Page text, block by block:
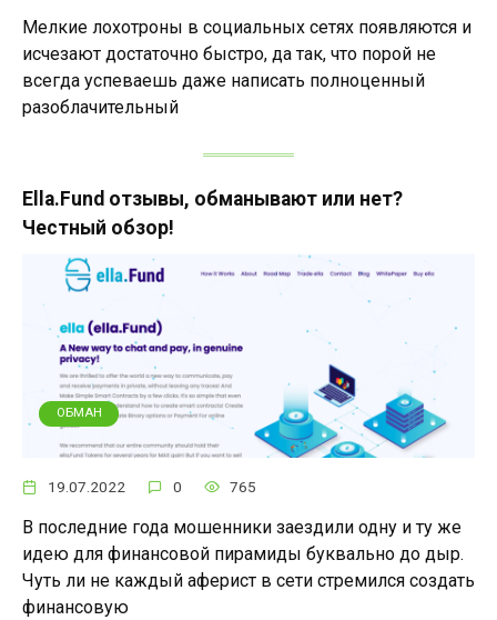
Мелкие лохотроны в социальных сетях появляются и
исчезают достаточно быстро, да так, что порой не
всегда успеваешь даже написать полноценный
разоблачительный
Ella.Fund отзывы, обманывают или нет?
Честный обзор!
ОБМАН
19.07.2022 0 765
В последние года мошенники заездили одну и ту же
идею для финансовой пирамиды буквально до дыр.
Чуть ли не каждый аферист в сети стремился создать
финансовую